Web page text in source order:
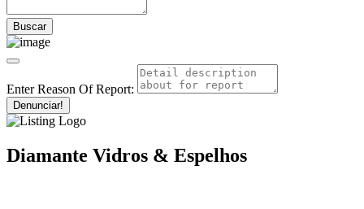
Enter Reason Of Report:
Denunciar!
Diamante Vidros & Espelhos